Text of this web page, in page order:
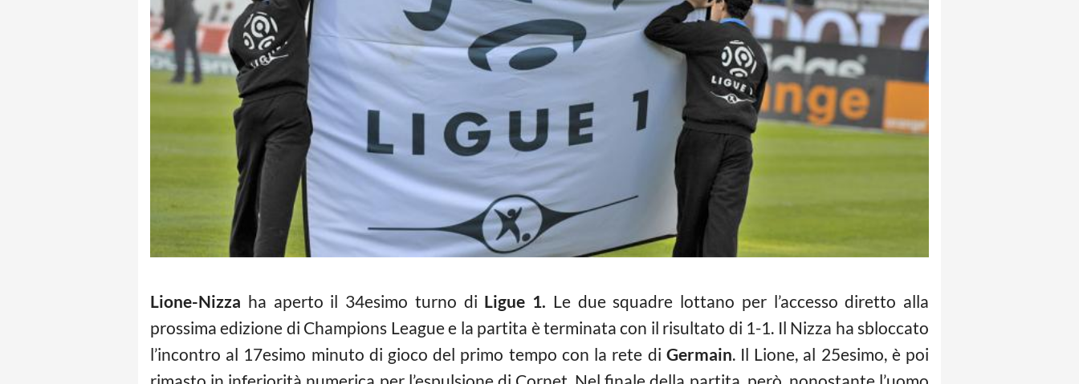
Lione-Nizza ha aperto il 34esimo turno di Ligue 1. Le due squadre lottano per l’accesso diretto alla
prossima edizione di Champions League e la partita è terminata con il risultato di 1-1. Il Nizza ha sbloccato
l’incontro al 17esimo minuto di gioco del primo tempo con la rete di Germain. Il Lione, al 25esimo, è poi